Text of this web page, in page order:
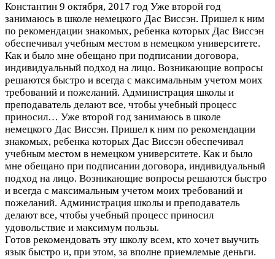
Константин 9 октября, 2017 год Уже второй год
занимаюсь в школе немецкого Дас Виссэн. Пришел к ним
по рекомендации знакомых, ребенка которых Дас Виссэн
обеспечивал учебным местом в немецком университете.
Как и было мне обещано при подписании договора,
индивидуальный подход на лицо. Возникающие вопросы
решаются быстро и всегда с максимальным учетом моих
требований и пожеланий. Администрация школы и
преподаватель делают все, чтобы учебный процесс
приносил… Уже второй год занимаюсь в школе
немецкого Дас Виссэн. Пришел к ним по рекомендации
знакомых, ребенка которых Дас Виссэн обеспечивал
учебным местом в немецком университете. Как и было
мне обещано при подписании договора, индивидуальный
подход на лицо. Возникающие вопросы решаются быстро
и всегда с максимальным учетом моих требований и
пожеланий. Администрация школы и преподаватель
делают все, чтобы учебный процесс приносил
удовольствие и максимум пользы.
Готов рекомендовать эту школу всем, кто хочет выучить
язык быстро и, при этом, за вполне приемлемые деньги.